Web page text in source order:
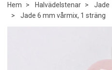
Hem Halvädelstenar Jade
Jade 6 mm vårmix, 1 sträng